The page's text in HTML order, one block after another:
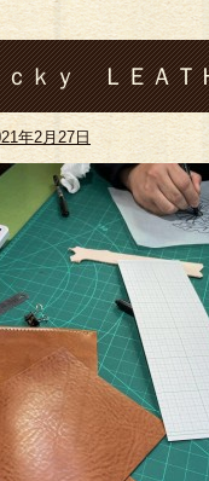
ｃｋｙ ＬＥＡＴ
す
年2月27日